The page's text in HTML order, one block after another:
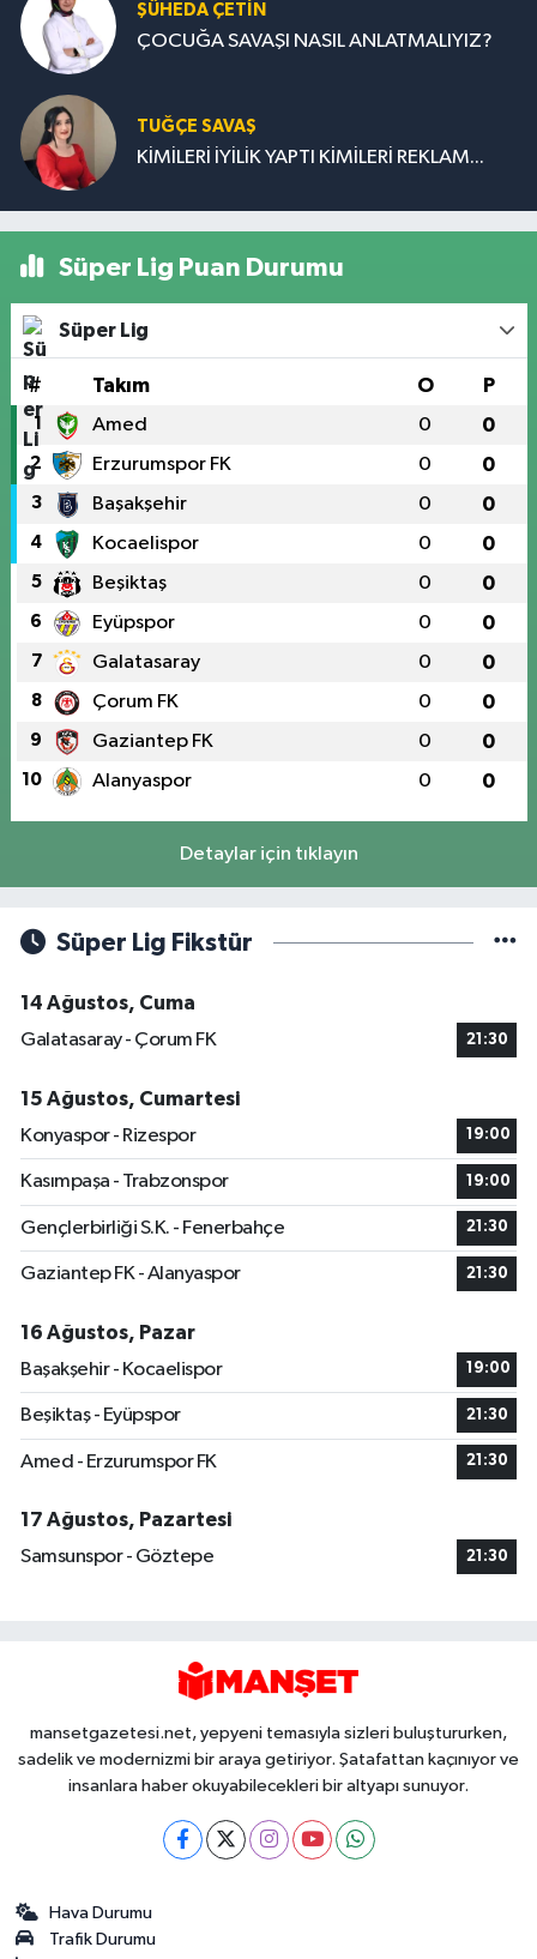
ŞÜHEDA ÇETİN
ÇOCUĞA SAVAŞI NASIL ANLATMALIYIZ?
TUĞÇE SAVAŞ
KİMİLERİ İYİLİK YAPTI KİMİLERİ REKLAM...
Süper Lig Puan Durumu
Süper Lig
# Takım O P
1 Amed 0 0
2 Erzurumspor FK 0 0
3 Başakşehir 0 0
4 Kocaelispor 0 0
5 Beşiktaş 0 0
6 Eyüpspor 0 0
7 Galatasaray 0 0
8 Çorum FK 0 0
9 Gaziantep FK 0 0
10 Alanyaspor 0 0
Detaylar için tıklayın
Süper Lig Fikstür
14 Ağustos, Cuma
Galatasaray - Çorum FK
21:30
15 Ağustos, Cumartesi
Konyaspor - Rizespor
19:00
Kasımpaşa - Trabzonspor 19:00
Gençlerbirliği S.K. - Fenerbahçe 21:30
Gaziantep FK - Alanyaspor 21:30
16 Ağustos, Pazar
Başakşehir - Kocaelispor
19:00
Beşiktaş - Eyüpspor 21:30
Amed - Erzurumspor FK 21:30
17 Ağustos, Pazartesi
Samsunspor - Göztepe
21:30
mansetgazetesi.net, yepyeni temasıyla sizleri buluştururken,
sadelik ve modernizmi bir araya getiriyor. Şatafattan kaçınıyor ve
insanlara haber okuyabilecekleri bir altyapı sunuyor.
Hava Durumu
Trafik Durumu